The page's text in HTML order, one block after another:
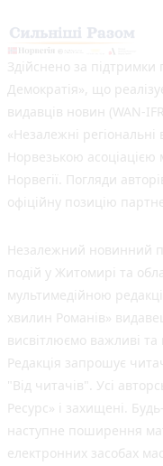
Здійснено за
Демократія», що
видавців новин (WAN-
«Незалежні
Норвезькою асоціацією
Норвегії. Погляди
офіційну позицію
Незалежний новинний
подій у Житомирі та
мультимедійною
хвилин Романів»
висвітлюємо важливі
Редакція запрошує
"Від читачів". Усі
Ресурс» і захищені.
наступне поширення
електронних засобах